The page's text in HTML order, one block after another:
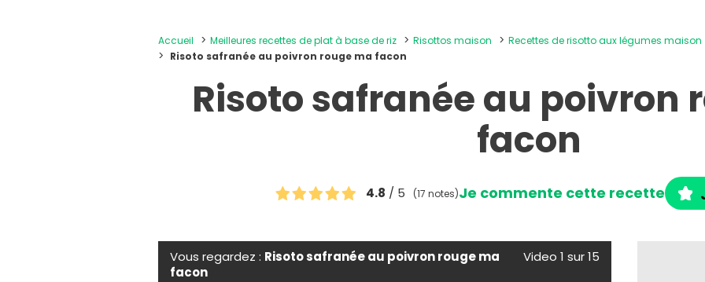
Accueil Meilleures recettes de plat à base de riz Risottos maison
Recettes de risotto aux légumes maison
Risoto safranée au poivron rouge ma facon
Risoto safranée au poivron
facon
4.8 / 5 (17 notes)Je commente cette recette
Vous regardez : Risoto safranée au poivron rouge ma
facon
Video 1 sur 15